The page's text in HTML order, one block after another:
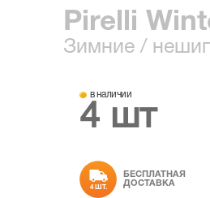
Pirelli
Зимние /
в наличии
4 шт
4 ШТ.
БЕСПЛАТНАЯ
ДОСТАВКА